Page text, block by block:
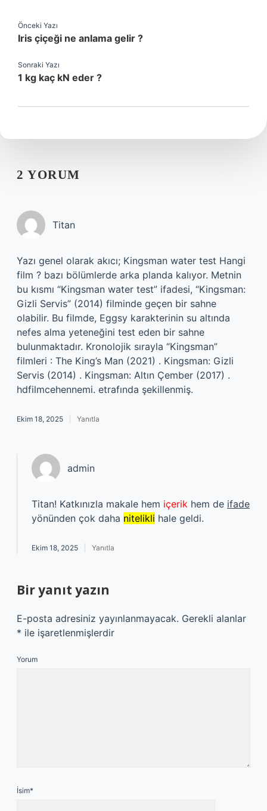
Önceki Yazı
Iris çiçeği ne anlama gelir ?
Sonraki Yazı
1 kg kaç kN eder ?
2 YORUM
Titan
Yazı genel olarak akıcı; Kingsman water test Hangi
film ? bazı bölümlerde arka planda kalıyor. Metnin
bu kısmı “Kingsman water test” ifadesi, “Kingsman:
Gizli Servis” (2014) filminde geçen bir sahne
olabilir. Bu filmde, Eggsy karakterinin su altında
nefes alma yeteneğini test eden bir sahne
bulunmaktadır. Kronolojik sırayla “Kingsman”
filmleri : The King’s Man (2021) . Kingsman: Gizli
Servis (2014) . Kingsman: Altın Çember (2017) .
hdfilmcehennemi. etrafında şekillenmiş.
Ekim 18, 2025 Yanıtla
admin
Titan! Katkınızla makale hem içerik hem de ifade
yönünden çok daha nitelikli hale geldi.
Ekim 18, 2025 Yanıtla
Bir yanıt yazın
E-posta adresiniz yayınlanmayacak. Gerekli alanlar
* ile işaretlenmişlerdir
Yorum
İsim*